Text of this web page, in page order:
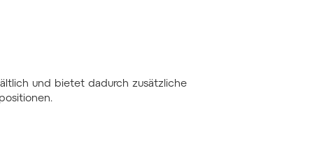
und bietet dadurch zusätzliche